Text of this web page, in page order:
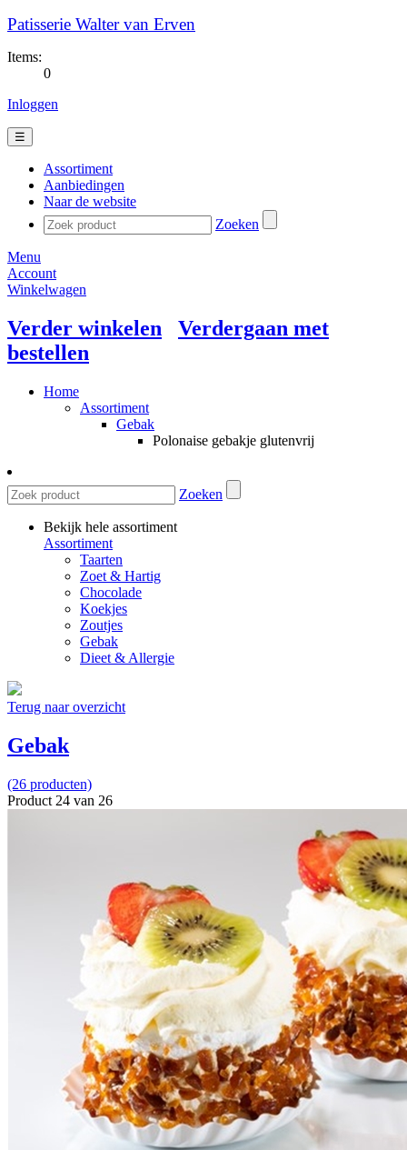
Patisserie Walter van Erven
Items:
0
Inloggen
☰
Assortiment
Aanbiedingen
Naar de website
Zoeken
Menu
Account
Winkelwagen
Verder winkelen
Verdergaan met
bestellen
Home
Assortiment
Gebak
Polonaise gebakje glutenvrij
Zoeken
Bekijk hele assortiment
Assortiment
Taarten
Zoet & Hartig
Chocolade
Koekjes
Zoutjes
Gebak
Dieet & Allergie
Terug naar overzicht
Gebak
(26 producten)
Product 24 van 26